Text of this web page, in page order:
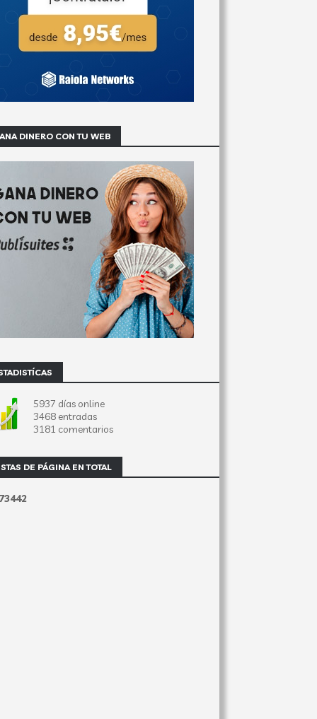
DINERO CON TU WEB
5937 días online
3468 entradas
3181 comentarios
DE PÁGINA EN TOTAL
3442